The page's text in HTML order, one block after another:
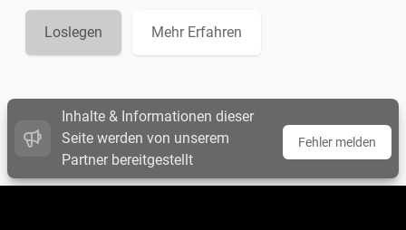
Loslegen Mehr Erfahren
Inhalte & Informationen dieser
Seite werden von unserem
Partner bereitgestellt
Fehler melden